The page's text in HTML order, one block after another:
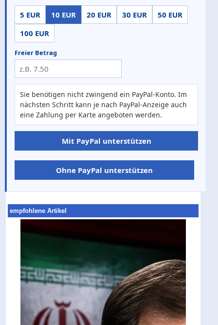
5 EUR 10 EUR 20 EUR 30 EUR
50 EUR
100 EUR
Freier Betrag
Sie benötigen nicht zwingend ein PayPal-Konto. Im
nächsten Schritt kann je nach PayPal-Anzeige auch
eine Zahlung per Karte angeboten werden.
Mit PayPal unterstützen
Ohne PayPal unterstützen
empfohlene Artikel